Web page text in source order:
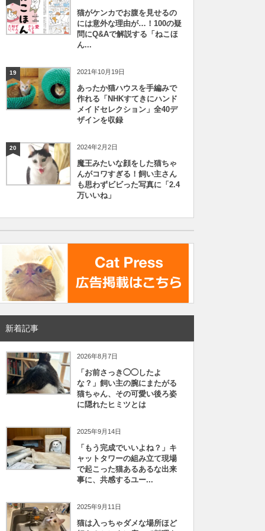
猫がケンカでお腹を見せるの
には意外な理由が…！100の疑
問にQ&Aで解説する「ねこほ
ん...
19 2021年10月19日
あったか猫ハウスを手編みで
作れる「NHKすてきにハンド
メイドセレクション」全40デ
ザインを収録
20 2024年2月2日
魔王みたいな顔をした猫ちゃ
んがコワすぎる！飼い主さん
も思わずビビった写真に「2.4
万いいね」
新着記事
2026年8月7日
「お前さっき◯◯したよ
な？」飼い主の腕にまたがる
猫ちゃん、その可愛い後ろ姿
に隠れたヒミツとは
2025年9月14日
「もう完成でいいよね？」キ
ャットタワーの組み立て現場
で起こった猫あるあるな出来
事に、共感するユー...
2025年9月11日
猫は入っちゃダメな場所ほど